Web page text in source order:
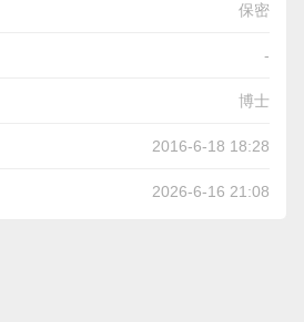
保密
-
博士
2016-6-18 18:28
2026-6-16 21:08